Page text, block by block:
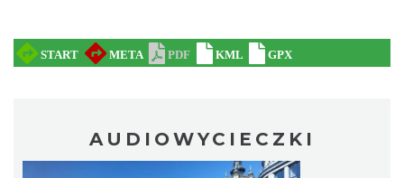
AUDIOWYCIECZKI